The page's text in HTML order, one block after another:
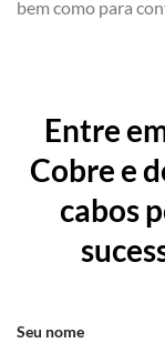
bem como para
Entre
Cobre e
cabos
Seu nome